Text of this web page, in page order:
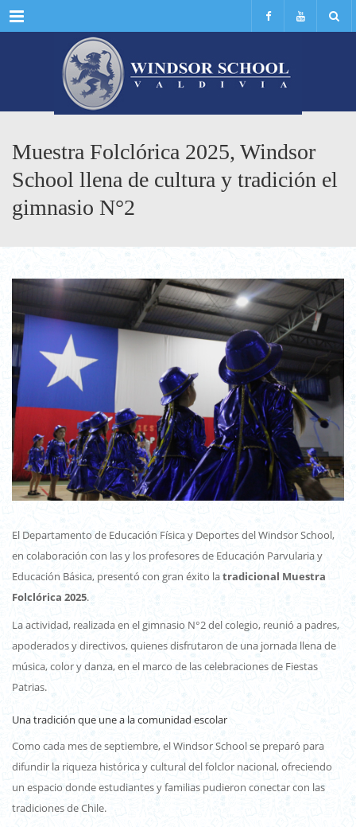
Menu
Muestra Folclórica 2025, Windsor
School llena de cultura y tradición el
gimnasio N°2
El Departamento de Educación Física y Deportes del Windsor School,
en colaboración con las y los profesores de Educación Parvularia y
Educación Básica, presentó con gran éxito latradicional Muestra
Folclórica 2025.
La actividad, realizada en el gimnasio N°2 del colegio, reunió a padres,
apoderados y directivos, quienes disfrutaron de una jornada llena de
música, color y danza, en el marco de las celebraciones de Fiestas
Patrias.
Una tradición que une a la comunidad escolar
Como cada mes de septiembre, el Windsor School se preparó para
difundir la riqueza histórica y cultural del folclor nacional, ofreciendo
un espacio donde estudiantes y familias pudieron conectar con las
tradiciones de Chile.